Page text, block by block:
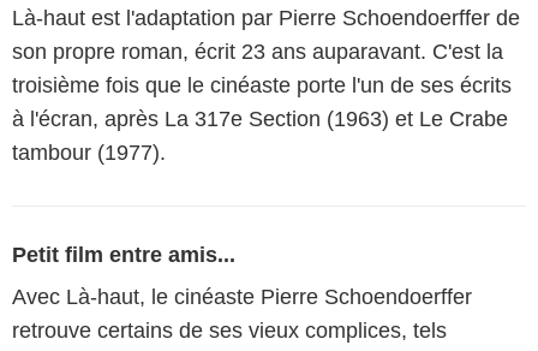
Là-haut est l'adaptation par Pierre Schoendoerffer de
son propre roman, écrit 23 ans auparavant. C'est la
troisième fois que le cinéaste porte l'un de ses écrits
à l'écran, après La 317e Section (1963) et Le Crabe
tambour (1977).
Petit film entre amis...
Avec Là-haut, le cinéaste Pierre Schoendoerffer
retrouve certains de ses vieux complices, tels